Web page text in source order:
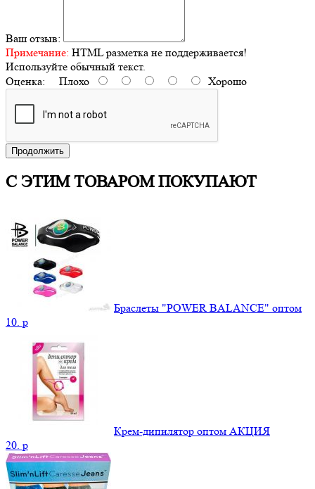
Ваш отзыв:
Примечание: HTML разметка не поддерживается!
Используйте обычный текст.
Оценка: Плохо Хорошо
Продолжить
С ЭТИМ ТОВАРОМ ПОКУПАЮТ
Браслеты "POWER BALANCE" оптом
10. p
Крем-дипилятор оптом АКЦИЯ
20. p